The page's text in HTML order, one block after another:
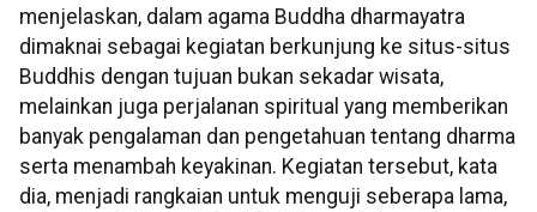
menjelaskan, dalam agama Buddha dharmayatra
dimaknai sebagai kegiatan berkunjung ke situs-situs
Buddhis dengan tujuan bukan sekadar wisata,
melainkan juga perjalanan spiritual yang memberikan
banyak pengalaman dan pengetahuan tentang dharma
serta menambah keyakinan. Kegiatan tersebut, kata
dia, menjadi rangkaian untuk menguji seberapa lama,